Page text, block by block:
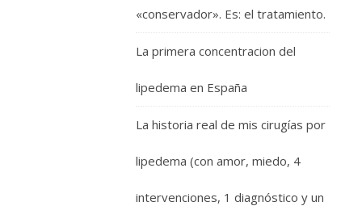
«conservador». Es: el tratamiento.
La primera concentracion del
lipedema en España
La historia real de mis cirugías por
lipedema (con amor, miedo, 4
intervenciones, 1 diagnóstico y un